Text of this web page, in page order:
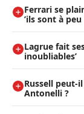
Ferrari se
’ils sont à
Lagrue fait
inoubliables’
Russell peut-
Antonelli ?